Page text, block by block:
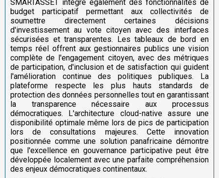
SMARTASSET intègre également des fonctionnalités de
budget participatif permettant aux collectivités de
soumettre directement certaines décisions
d'investissement au vote citoyen avec des interfaces
sécurisées et transparentes. Les tableaux de bord en
temps réel offrent aux gestionnaires publics une vision
complète de l'engagement citoyen, avec des métriques
de participation, d'inclusion et de satisfaction qui guident
l'amélioration continue des politiques publiques. La
plateforme respecte les plus hauts standards de
protection des données personnelles tout en garantissant
la transparence nécessaire aux processus
démocratiques. L'architecture cloud-native assure une
disponibilité optimale même lors de pics de participation
lors de consultations majeures. Cette innovation
positionnée comme une solution panafricaine démontre
que l'excellence en gouvernance participative peut être
développée localement avec une parfaite compréhension
des enjeux démocratiques continentaux.